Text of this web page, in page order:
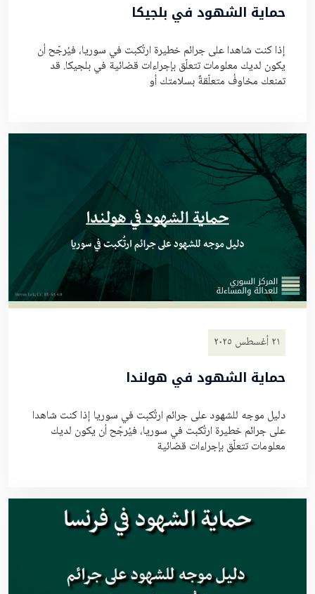
حماية الشهود في بلجيكا
إذا كنت شاهدا على جرائم خطيرة ارتُكبت في سوريا، فيُرجّح أن
يكون لديك معلومات تتعلّق بإجراءات قضائية في بلجيكا. قد
تمنعك مخاوفُ متعلّقةٌ بسلامتك أو
٢١ أغسطس ٢٠٢٥
حماية الشهود في هولندا
دليل موجه للشهود على جرائم ارتُكبت في سوريا إذا كنت شاهدا
على جرائم خطيرة ارتُكبت في سوريا، فيُرجّح أن يكون لديك
معلومات تتعلّق بإجراءات قضائية